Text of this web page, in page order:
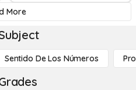
More
Sentido De Los Números